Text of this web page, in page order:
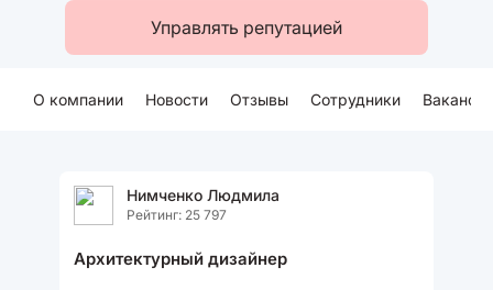
Управлять репутацией
О компании Новости Отзывы Сотрудники Вакансии
Нимченко Людмила
Рейтинг: 25 797
Архитектурный дизайнер